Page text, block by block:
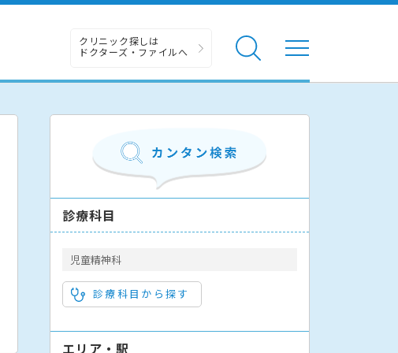
クリニック探しは
ドクターズ・ファイルへ
診療科目
児童精神科
診療科目から探す
エリア・駅